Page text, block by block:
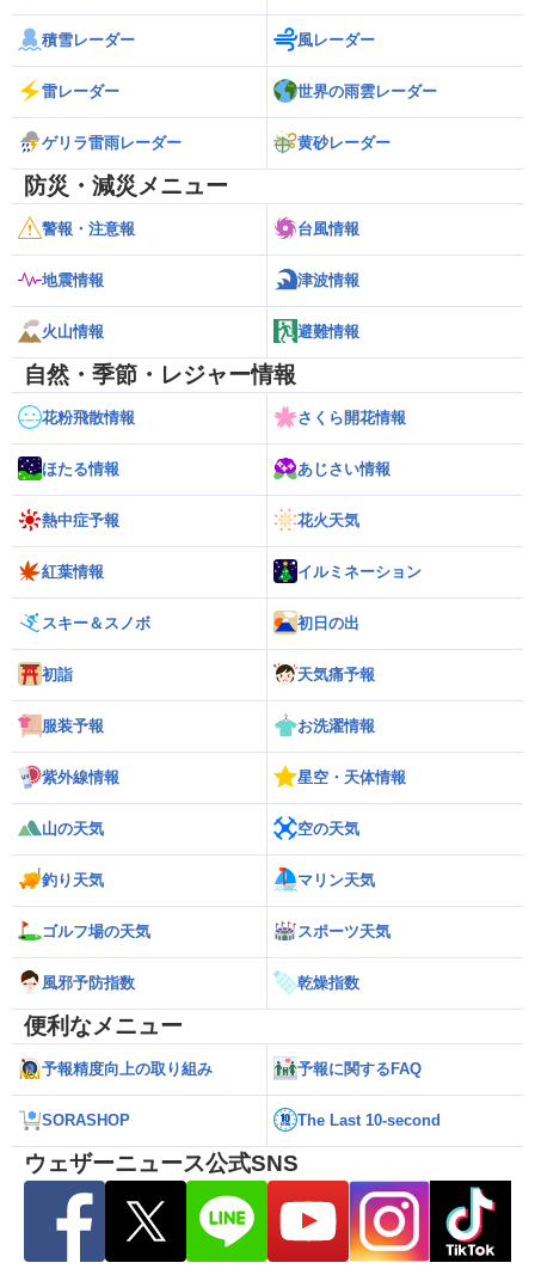
積雪レーダー 風レーダー
雷レーダー 世界の雨雲レーダー
ゲリラ雷雨レーダー 黄砂レーダー
防災・減災メニュー
警報・注意報 台風情報
地震情報 津波情報
火山情報 避難情報
自然・季節・レジャー情報
花粉飛散情報 さくら開花情報
ほたる情報 あじさい情報
熱中症予報 花火天気
紅葉情報 イルミネーション
スキー＆スノボ 初日の出
初詣 天気痛予報
服装予報 お洗濯情報
紫外線情報 星空・天体情報
山の天気 空の天気
釣り天気 マリン天気
ゴルフ場の天気 スポーツ天気
風邪予防指数 乾燥指数
便利なメニュー
予報精度向上の取り組み 予報に関するFAQ
SORASHOP The Last 10-second
ウェザーニュース公式SNS